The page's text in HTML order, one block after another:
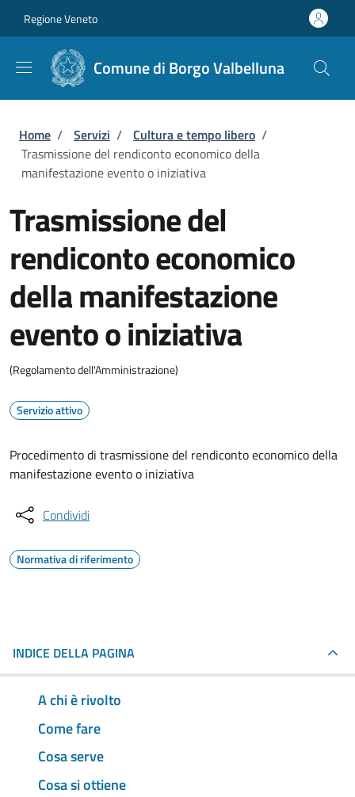
Regione Veneto
Comune di Borgo Valbelluna
Briciole di pane
Home / Servizi / Cultura e tempo libero /
Trasmissione del rendiconto economico della
manifestazione evento o iniziativa
Trasmissione del
rendiconto economico
della manifestazione
evento o iniziativa
(Regolamento dell'Amministrazione)
Servizio attivo
Procedimento di trasmissione del rendiconto economico della
manifestazione evento o iniziativa
Condividi
Normativa di riferimento
INDICE DELLA PAGINA
A chi è rivolto
Come fare
Cosa serve
Cosa si ottiene